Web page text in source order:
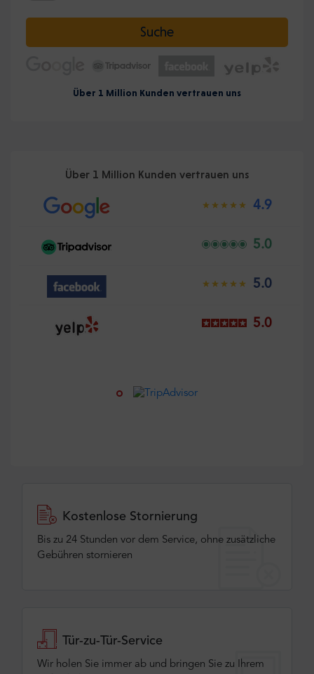
Suche
Über 1 Million Kunden vertrauen uns
Über 1 Million Kunden vertrauen uns
4.9
5.0
5.0
5.0
Kostenlose Stornierung
Bis zu 24 Stunden vor dem Service, ohne zusätzliche
Gebühren stornieren
Tür-zu-Tür-Service
Wir holen Sie immer ab und bringen Sie zu Ihrem